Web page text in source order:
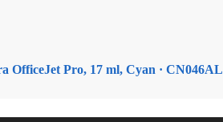
OfficeJet Pro, 17 ml, Cyan · CN046AL